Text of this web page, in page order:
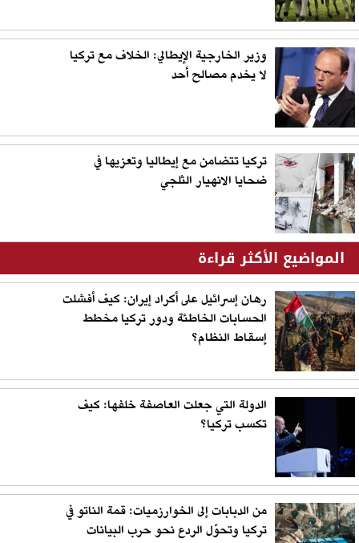
وزير الخارجية الإيطالي: الخلاف مع تركيا
لا يخدم مصالح أحد
تركيا تتضامن مع إيطاليا وتعزيها في
ضحايا الانهيار الثلجي
المواضيع الأكثر قراءة
رهان إسرائيل على أكراد إيران: كيف أفشلت
الحسابات الخاطئة ودور تركيا مخطط
إسقاط النظام؟
الدولة التي جعلت العاصفة خلفها: كيف
تكسب تركيا؟
من الدبابات إلى الخوارزميات: قمة الناتو في
تركيا وتحوّل الردع نحو حرب البيانات